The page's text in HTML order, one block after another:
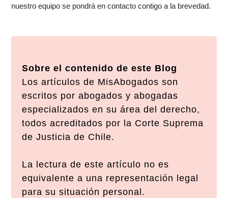
nuestro equipo se pondrá en contacto contigo a la brevedad.
Sobre el contenido de este Blog
Los artículos de MisAbogados son
escritos por abogados y abogadas
especializados en su área del derecho,
todos acreditados por la Corte Suprema
de Justicia de Chile.
La lectura de este artículo no es
equivalente a una representación legal
para su situación personal.